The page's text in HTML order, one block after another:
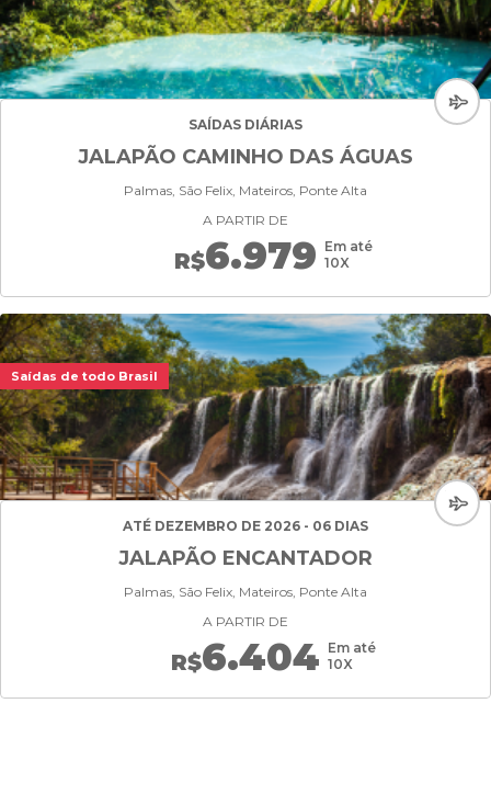
SAÍDAS DIÁRIAS
JALAPÃO CAMINHO DAS ÁGUAS
Palmas, São Felix, Mateiros, Ponte Alta
A PARTIR DE
R$6.979 Em até
10X
Saídas de todo Brasil
ATÉ DEZEMBRO DE 2026 - 06 DIAS
JALAPÃO ENCANTADOR
Palmas, São Felix, Mateiros, Ponte Alta
A PARTIR DE
R$6.404 Em até
10X